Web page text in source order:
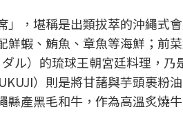
」，堪稱是出類拔萃的沖繩式
鮮蝦、鮪魚、章魚等海鮮；前
ル）的琉球王朝宮廷料理，
）則是將甘藷與芋頭裹粉
縣產黑毛和牛，作為高溫炙燒